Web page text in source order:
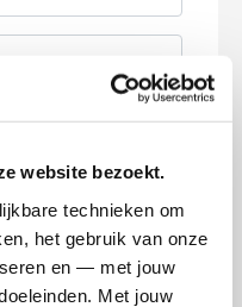
website bezoekt.
technieken om
het gebruik van onze
en — met jouw
Met jouw